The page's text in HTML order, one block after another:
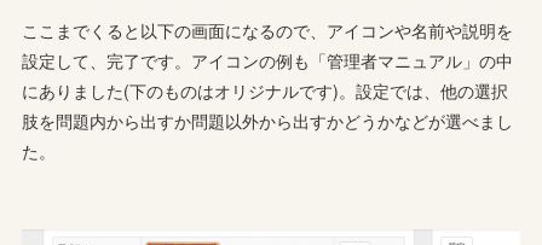
ここまでくると以下の画面になるので、アイコンや名前や説明を
設定して、完了です。アイコンの例も「管理者マニュアル」の中
にありました(下のものはオリジナルです)。設定では、他の選択
肢を問題内から出すか問題以外から出すかどうかなどが選べまし
た。